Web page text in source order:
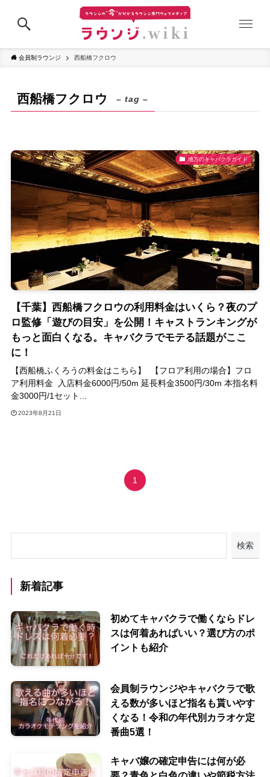
会員制ラウンジ 西船橋フクロウ
西船橋フクロウ – tag –
地方のキャバクラガイド
【千葉】西船橋フクロウの利用料金はいくら？夜のプ
ロ監修「遊びの目安」を公開！キャストランキングが
もっと面白くなる。キャバクラでモテる話題がここ
に！
【西船橋ふくろうの料金はこちら】 【フロア利用の場合】フロ
ア利用料金 入店料金6000円/50m 延長料金3500円/30m 本指名料
金3000円/1セット...
2023年8月21日
1
検索
新着記事
初めてキャバクラで働くならドレ
スは何着あればいい？選び方のポ
イントも紹介
会員制ラウンジやキャバクラで歌
える数が多いほど指名も貰いやす
くなる！令和の年代別カラオケ定
番曲5選！
キャバ嬢の確定申告には何が必